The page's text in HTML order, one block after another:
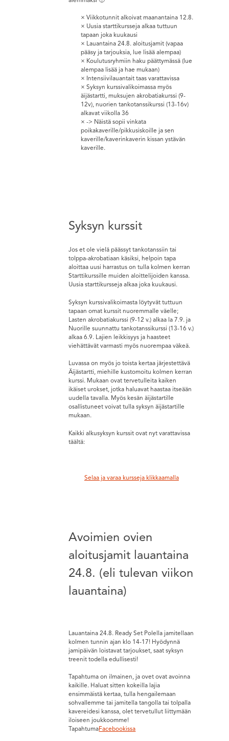
Viikkotunnit alkoivat maanantaina 12.8.
Uusia starttikursseja alkaa tuttuun
tapaan joka kuukausi
Lauantaina 24.8. aloitusjamit (vapaa
pääsy ja tarjouksia, lue lisää alempaa)
Koulutusryhmiin haku päättymässä (lue
alempaa lisää ja hae mukaan)
Intensiivilauantait taas varattavissa
Syksyn kurssivalikoimassa myös
äijästartti, muksujen akrobatiakurssi (9-
12v), nuorien tankotanssikurssi (13-16v)
alkavat viikolla 36
-> Näistä sopii vinkata
poikakaverille/pikkusiskoille ja sen
kaverille/kaverinkaverin kissan ystävän
kaverille.
Syksyn kurssit
Jos et ole vielä päässyt tankotanssiin tai
tolppa-akrobatiaan käsiksi, helpoin tapa
aloittaa uusi harrastus on tulla kolmen kerran
Starttikurssille muiden aloittelijoiden kanssa.
Uusia starttikursseja alkaa joka kuukausi.
Syksyn kurssivalikoimasta löytyvät tuttuun
tapaan omat kurssit nuoremmalle väelle;
Lasten akrobatiakurssi (9-12 v.) alkaa la 7.9. ja
Nuorille suunnattu tankotanssikurssi (13-16 v.)
alkaa 6.9. Lajien leikkisyys ja haasteet
viehättävät varmasti myös nuorempaa väkeä.
Luvassa on myös jo toista kertaa järjestettävä
Äijästartti, miehille kustomoitu kolmen kerran
kurssi. Mukaan ovat tervetulleita kaiken
ikäiset urokset, jotka haluavat haastaa itseään
uudella tavalla. Myös kesän äijästartille
osallistuneet voivat tulla syksyn äijästartille
mukaan.
Kaikki alkusyksyn kurssit ovat nyt varattavissa
täältä:
Selaa ja varaa kursseja klikkaamalla
Avoimien ovien
aloitusjamit lauantaina
24.8. (eli tulevan viikon
lauantaina)
Lauantaina 24.8. Ready Set Polella jamitellaan
kolmen tunnin ajan klo 14-17! Hyödynnä
jamipäivän loistavat tarjoukset, saat syksyn
treenit todella edullisesti!
Tapahtuma on ilmainen, ja ovet ovat avoinna
kaikille. Haluat sitten kokeilla lajia
ensimmäistä kertaa, tulla hengailemaan
sohvallemme tai jamitella tangolla tai tolpalla
kavereidesi kanssa, olet tervetullut liittymään
iloiseen joukkoomme!
TapahtumaFacebookissa